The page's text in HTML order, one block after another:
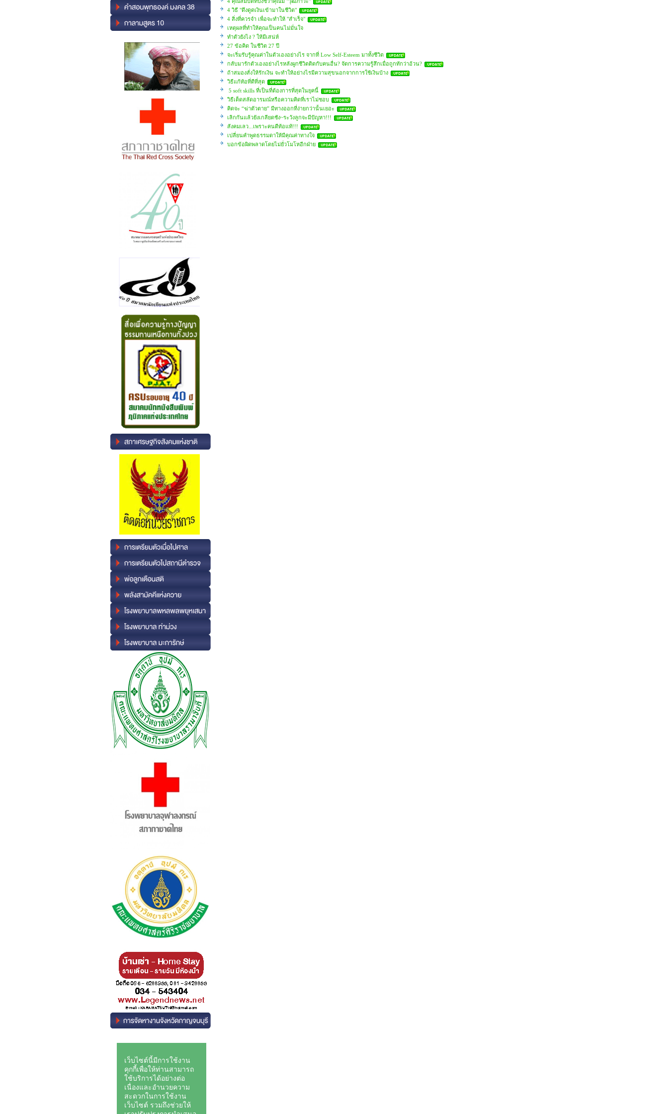
4 วิธี "ดึงดูดเงินเข้ามาในชีวิต"
4 สิ่งที่ควรจำ เพื่อจะทำให้ "สำเร็จ"
เหตุผลที่ทำให้คุณเป็นคนไม่มั่นใจ
ทำตัวยังไง ? ให้มีเสน่ห์
27 ข้อคิด ในชีวิต 27 ปี
จะเริ่มรับรู้คุณค่าในตัวเองอย่างไร จากที่ Low Self-Esteem มาทั้งชีวิต
กลับมารักตัวเองอย่างไรหลังผูกชีวิตติดกับคนอื่น? จัดการความรู้สึกเมื่อถูกทักว่าอ้วน?
ถ้าสมองสั่งให้รักเงิน จะทำให้อย่างไรมีความสุขนอกจากการใช้เงินบ้าง
วิธีแก้ท้อที่ดีที่สุด
5 soft skills ที่เป็นที่ต้องการที่สุดในยุคนี้
วิธีเด็ดสลัดอารมณ์หรือความคิดที่เราไม่ชอบ
คิดจะ “ฆ่าตัวตาย” มีทางออกที่ง่ายกว่านั้นเยอะ
เลิกกันแล้วยังเกลียดชัง~ระวังลูกจะมีปัญหา!!!
สังคมเลว...เพราะคนดีท้อแท้!!!
เปลี่ยนคำพูดธรรมดาให้มีคุณค่าทางใจ
บอกข้อผิดพลาดโดยไม่ยั่วโมโหอีกฝ่าย